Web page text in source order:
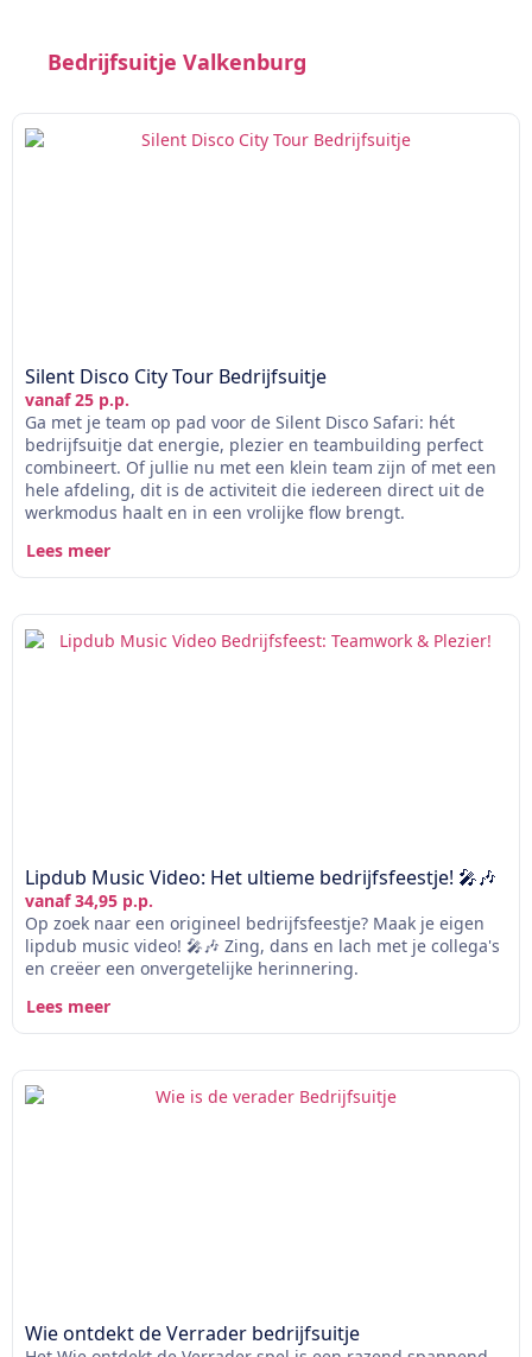
Bedrijfsuitje Valkenburg
Silent Disco City Tour Bedrijfsuitje
vanaf 25 p.p.
Ga met je team op pad voor de Silent Disco Safari: hét
bedrijfsuitje dat energie, plezier en teambuilding perfect
combineert. Of jullie nu met een klein team zijn of met een
hele afdeling, dit is de activiteit die iedereen direct uit de
werkmodus haalt en in een vrolijke flow brengt.
Lees meer
Lipdub Music Video: Het ultieme bedrijfsfeestje! 🎤🎶
vanaf 34,95 p.p.
Op zoek naar een origineel bedrijfsfeestje? Maak je eigen
lipdub music video! 🎤🎶 Zing, dans en lach met je collega's
en creëer een onvergetelijke herinnering.
Lees meer
Wie ontdekt de Verrader bedrijfsuitje